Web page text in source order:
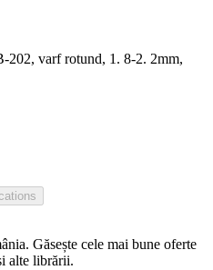
varf rotund, 1. 8-2. 2mm,
Găsește cele mai bune oferte
alte librării.